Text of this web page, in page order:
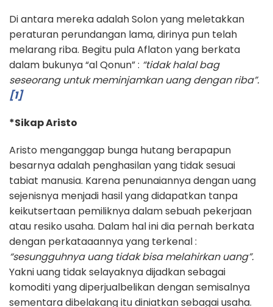
Di antara mereka adalah Solon yang meletakkan
peraturan perundangan lama, dirinya pun telah
melarang riba. Begitu pula Aflaton yang berkata
dalam bukunya “al Qonun” : “tidak halal bag
seseorang untuk meminjamkan uang dengan riba”.
[1]
*Sikap Aristo
Aristo menganggap bunga hutang berapapun
besarnya adalah penghasilan yang tidak sesuai
tabiat manusia. Karena penunaiannya dengan uang
sejenisnya menjadi hasil yang didapatkan tanpa
keikutsertaan pemiliknya dalam sebuah pekerjaan
atau resiko usaha. Dalam hal ini dia pernah berkata
dengan perkataaannya yang terkenal :
“sesungguhnya uang tidak bisa melahirkan uang”.
Yakni uang tidak selayaknya dijadkan sebagai
komoditi yang diperjualbelikan dengan semisalnya
sementara dibelakang itu diniatkan sebagai usaha.